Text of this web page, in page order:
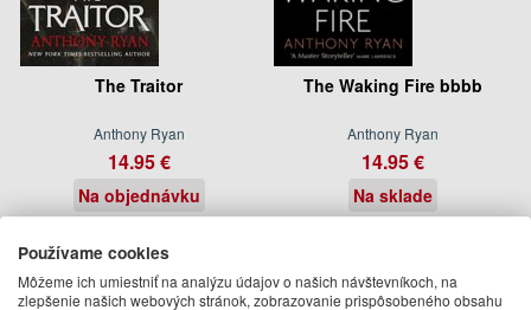
The Traitor
Anthony Ryan
14.95 €
Na objednávku
The Waking Fire bbbb
Anthony Ryan
14.95 €
Na sklade
Používame cookies
Môžeme ich umiestniť na analýzu údajov o našich návštevníkoch, na
zlepšenie našich webových stránok, zobrazovanie prispôsobeného obsahu